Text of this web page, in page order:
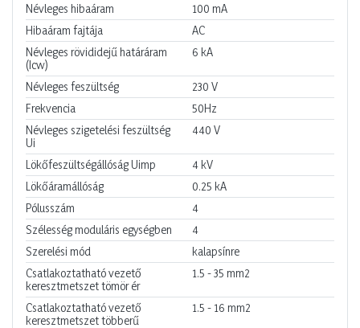
Névleges hibaáram
100 mA
Hibaáram fajtája
AC
Névleges rövididejű határáram
(Icw)
6 kA
Névleges feszültség 230 V
Frekvencia
50Hz
Névleges szigetelési feszültség
Ui
440 V
Lökőfeszültségállóság Uimp 4 kV
Lökőáramállóság
0.25 kA
Pólusszám
4
Szélesség moduláris egységben
4
Szerelési mód
kalapsínre
Csatlakoztatható vezető
keresztmetszet tömör ér
1.5 - 35 mm2
Csatlakoztatható vezető
keresztmetszet többerű
1.5 - 16 mm2